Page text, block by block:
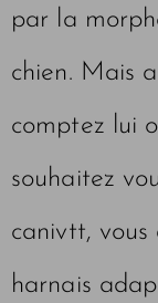
par la
chien. Mais
comptez lui
souhaitez
canivtt, vous
harnais